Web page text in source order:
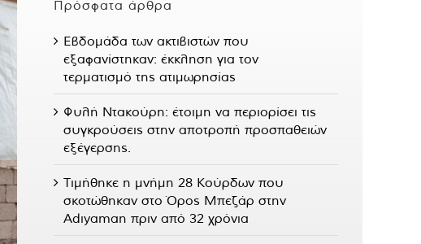
Πρόσφατα άρθρα
Εβδομάδα των ακτιβιστών που
εξαφανίστηκαν: έκκληση για τον
τερματισμό της ατιμωρησίας
Φυλή Ντακούρη: έτοιμη να περιορίσει τις
συγκρούσεις στην αποτροπή προσπαθειών
εξέγερσης.
Τιμήθηκε η μνήμη 28 Κούρδων που
σκοτώθηκαν στο Όρος Μπεζάρ στην
Adıyaman πριν από 32 χρόνια